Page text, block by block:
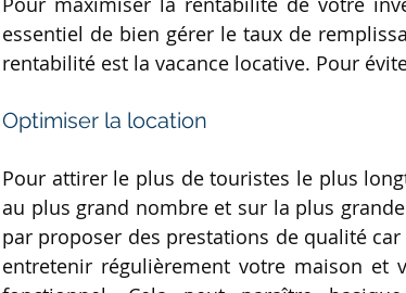
essentiel de bien gérer le taux de
rentabilité est la vacance locative. Pour
Optimiser la location
Pour attirer le plus de touristes le plus
au plus grand nombre et sur la plus
par proposer des prestations de qualité
entretenir régulièrement votre maison et